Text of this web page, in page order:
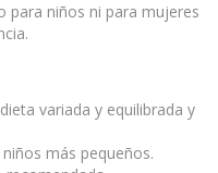
para niños ni para mujeres
variada y equilibrada y
más pequeños.